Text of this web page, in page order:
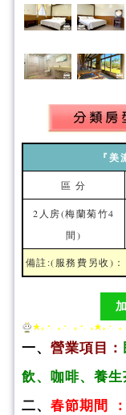
『
區 分
2人房(梅蘭菊竹4
間)
備註:(服務費另收)：
一、 營業項目：
飲、咖啡、養生
二、 春節期間